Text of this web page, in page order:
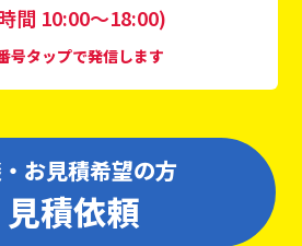
間 10:00〜18:00)
号タップで発信します
お見積希望の方
見積依頼